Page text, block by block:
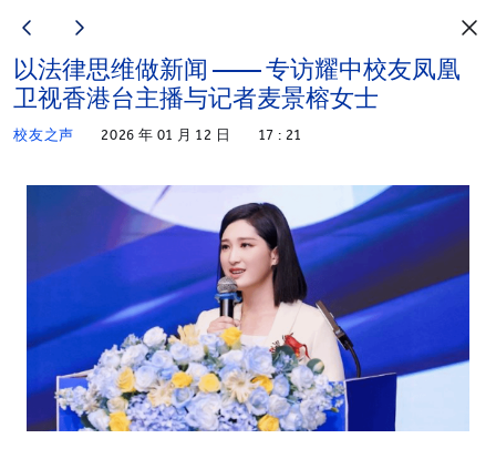
以法律思维做新闻 —— 专访耀中校友凤凰
卫视香港台主播与记者麦景榕女士
校友之声 2026 年 01 月 12 日 17 : 21